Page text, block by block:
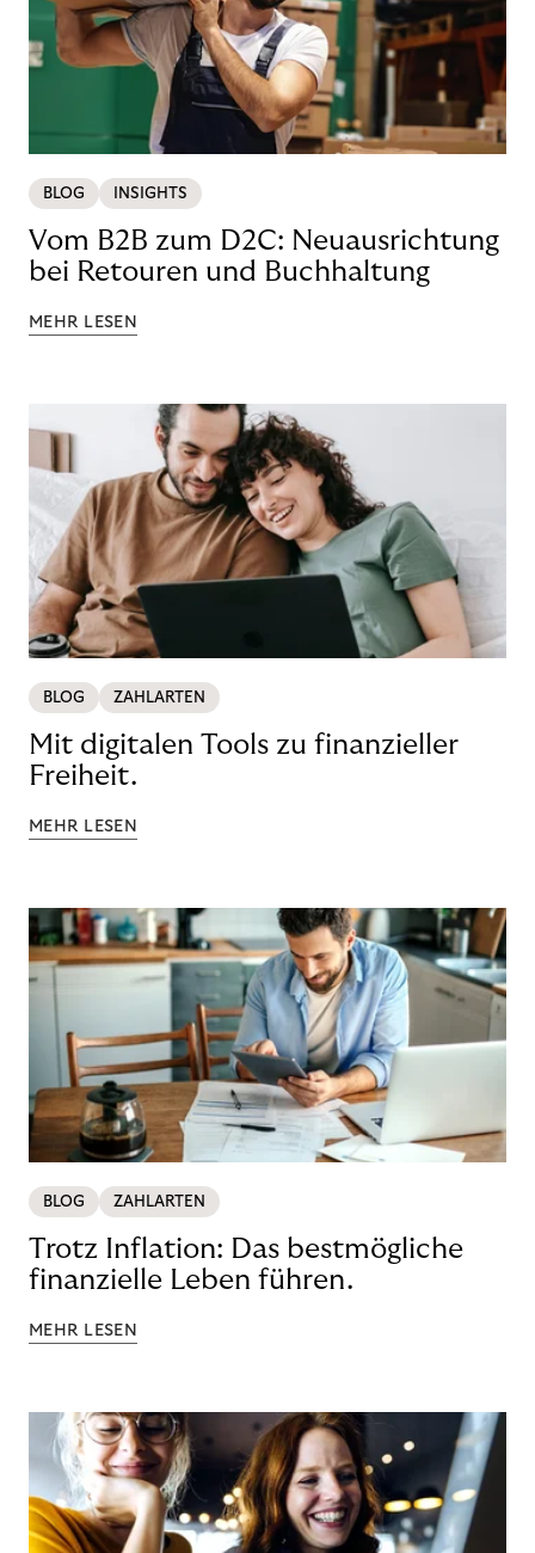
BLOG INSIGHTS
Vom B2B zum D2C: Neuausrichtung
bei Retouren und Buchhaltung
MEHR LESEN
BLOG ZAHLARTEN
Mit digitalen Tools zu finanzieller
Freiheit.
MEHR LESEN
BLOG ZAHLARTEN
Trotz Inflation: Das bestmögliche
finanzielle Leben führen.
MEHR LESEN